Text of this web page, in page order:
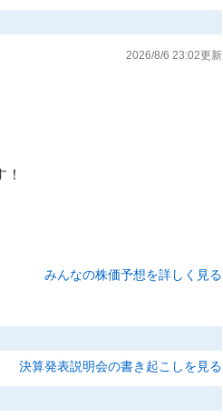
2026/8/6 23:02更新
みんなの株価予想を詳しく見る
決算発表説明会の書き起こしを見る